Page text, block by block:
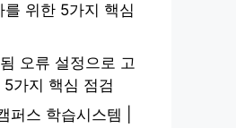
위한 5가지 핵심
오류 설정으로 고
가지 핵심 점검
퍼스 학습시스템 |